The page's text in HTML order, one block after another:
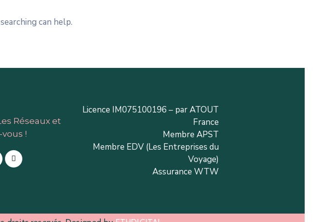
can help.
Réseaux et
!
Licence IM075100196 – par ATOUT
France
Membre APST
Membre EDV (Les Entreprises du
Voyage)
Assurance WTW